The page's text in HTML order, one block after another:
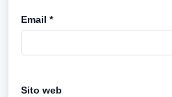
Email *
Sito web